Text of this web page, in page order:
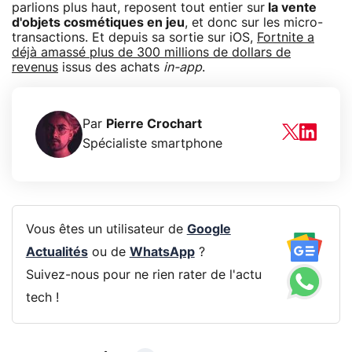
parlions plus haut, reposent tout entier sur la vente
d'objets cosmétiques en jeu, et donc sur les micro-
transactions. Et depuis sa sortie sur iOS, Fortnite a
déjà amassé plus de 300 millions de dollars de
revenus issus des achats in-app.
Par Pierre Crochart
Spécialiste smartphone
Vous êtes un utilisateur de Google
Actualitésou de WhatsApp?
Suivez-nous pour ne rien rater de l'actu
tech !